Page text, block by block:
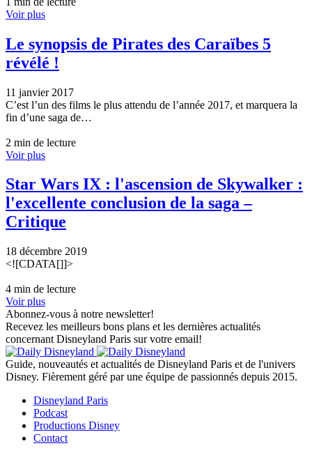
Voir plus
Le synopsis de Pirates des Caraïbes 5
révélé !
11 janvier 2017
C’est l’un des films le plus attendu de l’année 2017, et marquera la
fin d’une saga de…
2 min de lecture
Voir plus
Star Wars IX : l'ascension de Skywalker :
l'excellente conclusion de la saga –
Critique
18 décembre 2019
<![CDATA[]]>
4 min de lecture
Voir plus
Abonnez-vous à notre newsletter!
Recevez les meilleurs bons plans et les dernières actualités
concernant Disneyland Paris sur votre email!
Guide, nouveautés et actualités de Disneyland Paris et de l'univers
Disney. Fièrement géré par une équipe de passionnés depuis 2015.
Disneyland Paris
Podcast
Productions Disney
Contact